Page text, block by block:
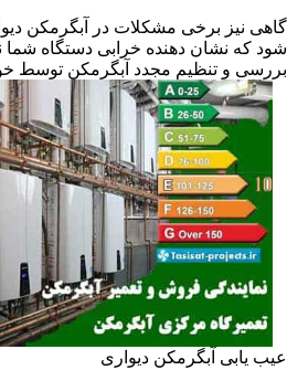
گاهی نیز برخی مشکلات در آبگرمکن
شود که نشان دهنده خرابی دستگاه شما
بررسی و تنظیم مجدد آبگرمکن توسط
عیب یابی آبگرمکن دیواری